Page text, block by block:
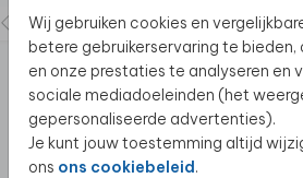
Wij gebruiken cookies en
betere gebruikerservaring te bieden,
en onze prestaties te analyseren en
sociale mediadoeleinden (het
gepersonaliseerde advertenties).
Je kunt jouw toestemming altijd
ons ons cookiebeleid.